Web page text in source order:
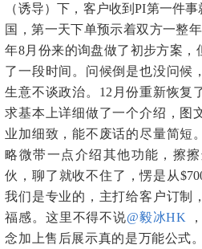
（诱导）下，客户收到PI第一件
国，第一天下单预示着双方一整
年8月份来的询盘做了初步方案，
了一段时间。问候倒是也没问候
生意不谈政治。12月份重新恢复
求基本上详细做了一个介绍，图
业加细致，能不废话的尽量简短
略微带一点介绍其他功能，擦
伙，聊了就收不住了，愣是从
我们是专业的，主打给客户订制
福感。这里不得不说@毅冰HK
念加上售后展示真的是万能公式